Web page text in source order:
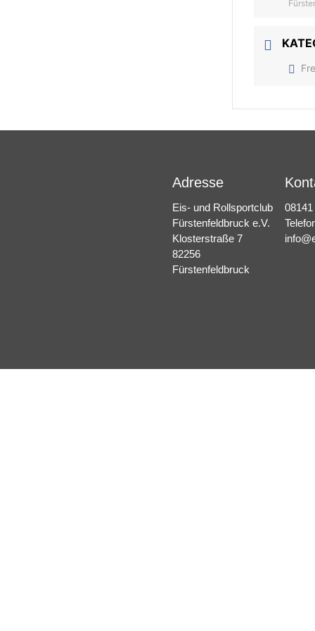
Adresse
Eis- und Rollsportclub
Fürstenfeldbruck e.V.
Klosterstraße 7
82256
Fürstenfeldbruck